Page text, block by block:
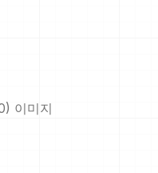
이미지